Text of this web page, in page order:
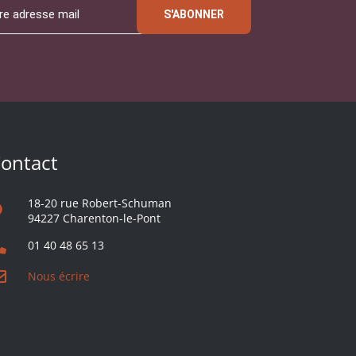
S'ABONNER
18-20 rue Robert-Schuman
94227 Charenton-le-Pont
01 40 48 65 13
Nous écrire